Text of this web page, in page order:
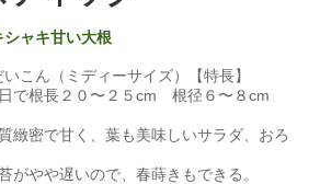
ャキ甘い大根
こん（ミディーサイズ）【特長】
で根長２０〜２５cm 根径６〜８cm
密で甘く、葉も美味しいサラダ、おろ
がやや遅いので、春蒔きもできる。